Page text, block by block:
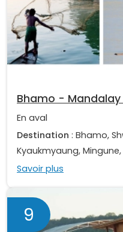
Bhamo -
En aval
Destination : Bhamo,
Kyaukmyaung,
Savoir plus
9